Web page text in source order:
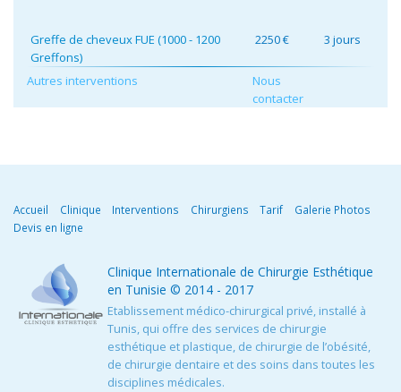
Greffe de cheveux FUE (1000 - 1200
Greffons)
2250 € 3 jours
Autres interventions
Nous
contacter
Accueil Clinique Interventions Chirurgiens Tarif
Galerie Photos
Devis en ligne
Clinique Internationale de Chirurgie Esthétique
en Tunisie © 2014 - 2017
Etablissement médico-chirurgical privé, installé à
Tunis, qui offre des services de chirurgie
esthétique et plastique, de chirurgie de l’obésité,
de chirurgie dentaire et des soins dans toutes les
disciplines médicales.